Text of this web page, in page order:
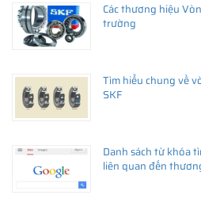
Các thương hiệu
trường
Tìm hiểu chung về
SKF
Danh sách từ khóa
liên quan đến